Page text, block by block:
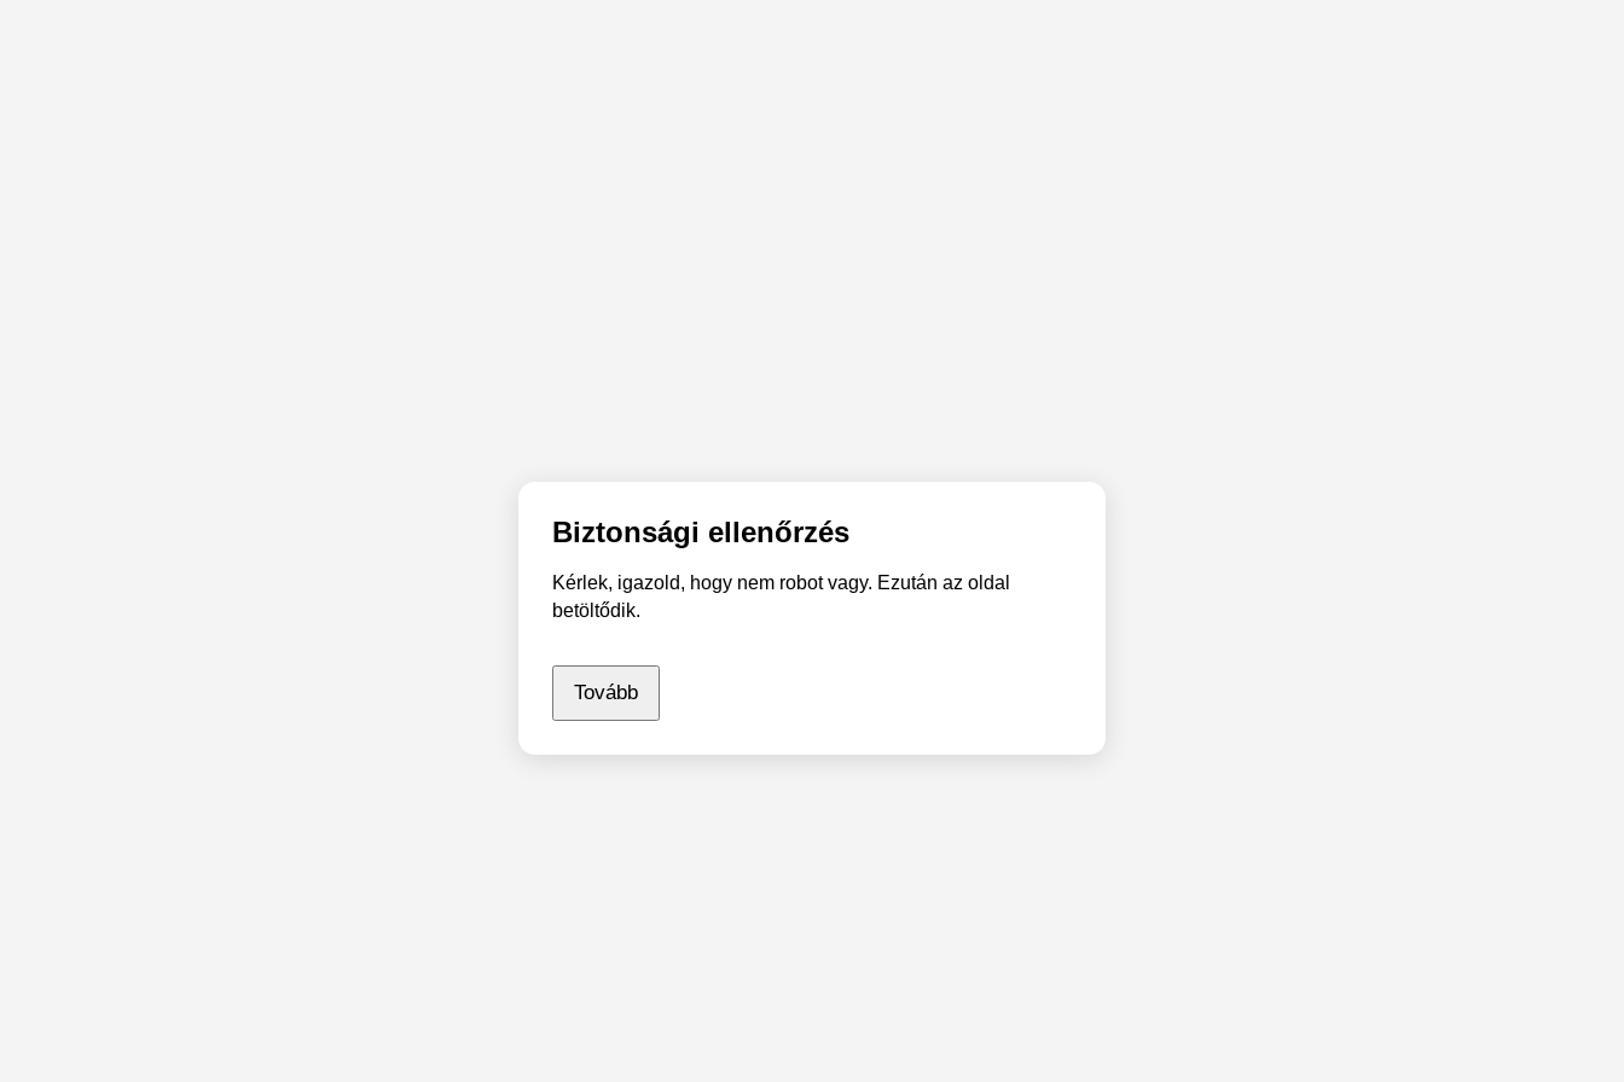
Biztonsági ellenőrzés
Kérlek, igazold, hogy nem robot vagy. Ezután az oldal
betöltődik.
Tovább